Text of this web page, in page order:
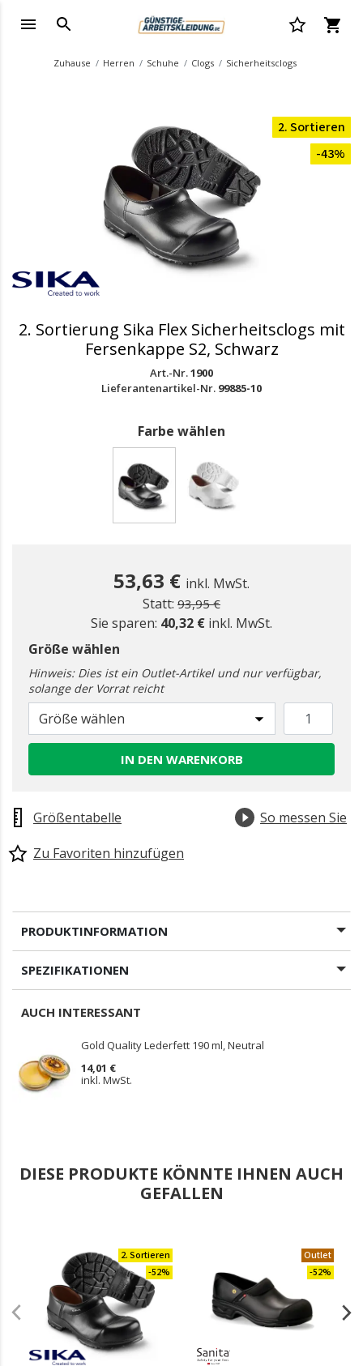
Zuhause Herren Schuhe Clogs Sicherheitsclogs
2. Sortieren
-43%
2. Sortierung Sika Flex Sicherheitsclogs mit
Fersenkappe S2, Schwarz
Art.-Nr.1900
Lieferantenartikel-Nr. 99885-10
Farbe wählen
53,63 € inkl. MwSt.
Statt: Preis reduziert ab
93,95 €zu
Sie sparen: 40,32 € inkl. MwSt.
Größe wählen
Hinweis: Dies ist ein Outlet-Artikel und nur verfügbar,
solange der Vorrat reicht
Größe wählen
IN DEN WARENKORB
Größentabelle
So messen Sie
Zu Favoriten hinzufügen
PRODUKTINFORMATION
SPEZIFIKATIONEN
AUCH INTERESSANT
Gold Quality Lederfett 190 ml, Neutral
14,01 €
inkl. MwSt.
DIESE PRODUKTE KÖNNTE IHNEN AUCH
GEFALLEN
2. Sortieren
-52%
Outlet
-52%